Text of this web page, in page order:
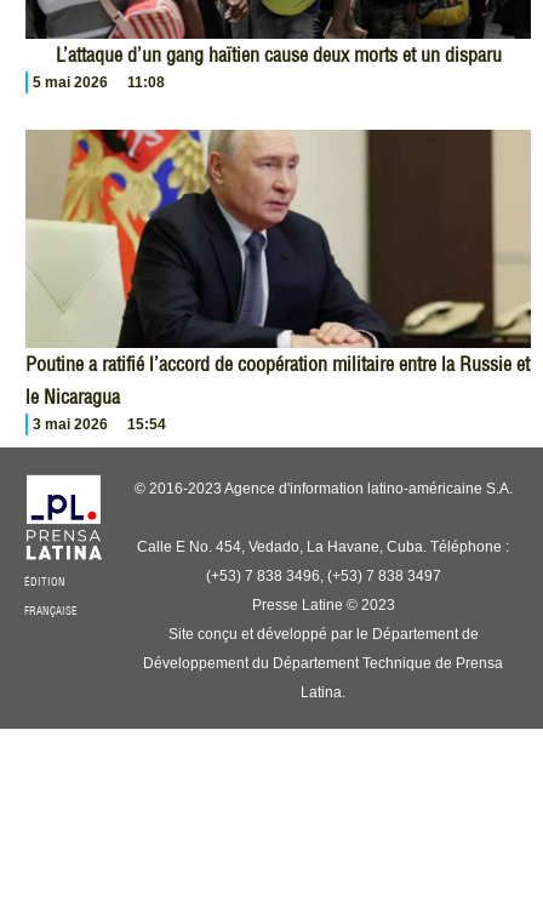
L’attaque d’un gang haïtien cause deux morts et un disparu
5 mai 2026 11:08
Poutine a ratifié l’accord de coopération militaire entre la Russie et
le Nicaragua
3 mai 2026 15:54
ÉDITION
FRANÇAISE
© 2016-2023 Agence d'information latino-américaine S.A.
Calle E No. 454, Vedado, La Havane, Cuba. Téléphone :
(+53) 7 838 3496, (+53) 7 838 3497
Presse Latine © 2023
Site conçu et développé par le Département de
Développement du Département Technique de Prensa
Latina.